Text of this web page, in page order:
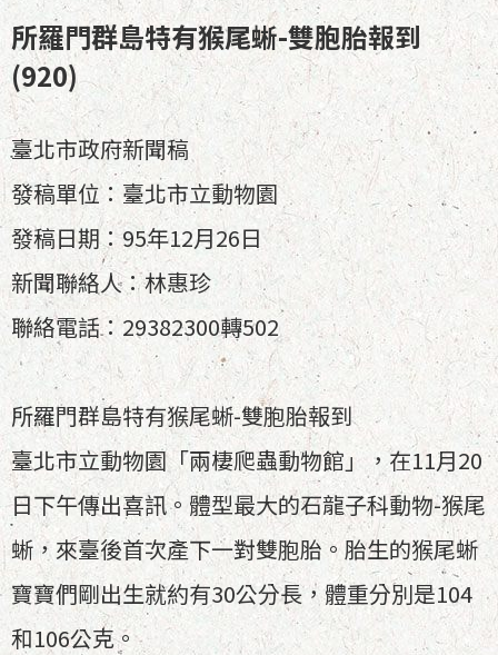
所羅門群島特有猴尾蜥-雙胞胎報到
(920)
臺北市政府新聞稿
發稿單位：臺北市立動物園
發稿日期：95年12月26日
新聞聯絡人：林惠珍
聯絡電話：29382300轉502
所羅門群島特有猴尾蜥-雙胞胎報到
臺北市立動物園「兩棲爬蟲動物館」，在11月20
日下午傳出喜訊。體型最大的石龍子科動物-猴尾
蜥，來臺後首次產下一對雙胞胎。胎生的猴尾蜥
寶寶們剛出生就約有30公分長，體重分別是104
和106公克。